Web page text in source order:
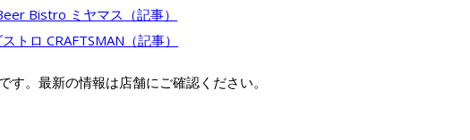
Bistro ミヤマス（記事）
トロ CRAFTSMAN（記事）
。最新の情報は店舗にご確認ください。